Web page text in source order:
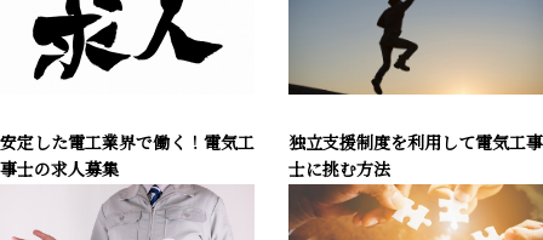
安定した電工業界で働く！電気工
事士の求人募集
独立支援制度を利用して電気工事
士に挑む方法